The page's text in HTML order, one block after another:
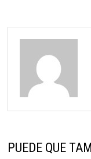
PUEDE QUE